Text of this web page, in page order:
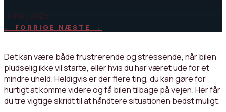
14 maj, 2025
← FORRIGE NÆSTE →
Det kan være både frustrerende og stressende, når bilen
pludselig ikke vil starte, eller hvis du har været ude for et
mindre uheld. Heldigvis er der flere ting, du kan gøre for
hurtigt at komme videre og få bilen tilbage på vejen. Her får
du tre vigtige skridt til at håndtere situationen bedst muligt.